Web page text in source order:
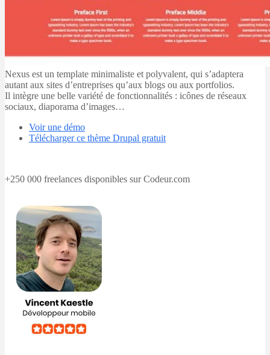
Nexus est un template minimaliste et polyvalent, qui s’adaptera
autant aux sites d’entreprises qu’aux blogs ou aux portfolios.
Il intègre une belle variété de fonctionnalités : icônes de réseaux
sociaux, diaporama d’images…
Voir une démo
Télécharger ce thème Drupal gratuit
+250 000 freelances disponibles sur Codeur.com